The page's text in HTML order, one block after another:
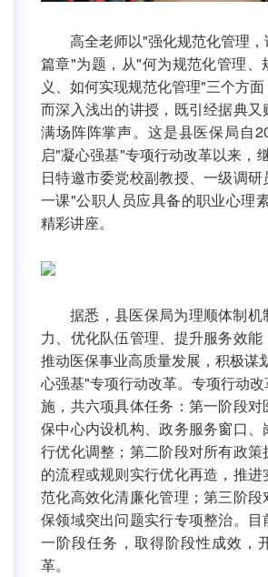
高全老师以"强化规范化管理
篇章"为题，从"何为规范化管理、
义、如何实现规范化管理"三个方
而深入浅出的讲授，既引经据典
满场阵阵掌声。这是县医保局自
启"凝心强基"专项行动改革以来，
日特邀市委党校副教授、一级调
一课"公职人员应具备的职业心理
精彩讲座。
据悉，县医保局为理顺体制
力、优化队伍管理、提升服务效
推动医保事业高质量发展，积极谋
心强基"专项行动改革。专项行动
施，共六项具体任务：第一阶段对
保中心内设机构、政务服务窗口
行优化调整；第二阶段对所有政策
的流程或规则实行优化再造，推
范化高效化清廉化管理；第三阶段
保领域突出问题实行专项整治。
一阶段任务，取得阶段性成效，
革。